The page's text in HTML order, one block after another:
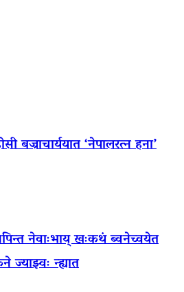
बज्राचार्ययात ‘नेपालरत्न हना’
नेवाःभाय् खःकथं ब्वनेच्वयेत
न्ह्यात